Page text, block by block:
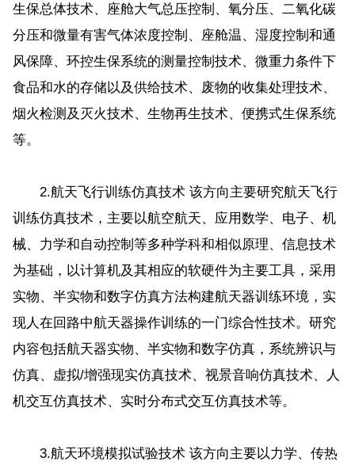
生保总体技术、座舱大气总压控制、氧分压、二氧化碳
分压和微量有害气体浓度控制、座舱温、湿度控制和通
风保障、环控生保系统的测量控制技术、微重力条件下
食品和水的存储以及供给技术、废物的收集处理技术、
烟火检测及灭火技术、生物再生技术、便携式生保系统
等。
2.航天飞行训练仿真技术 该方向主要研究航天飞行
训练仿真技术，主要以航空航天、应用数学、电子、机
械、力学和自动控制等多种学科和相似原理、信息技术
为基础，以计算机及其相应的软硬件为主要工具，采用
实物、半实物和数字仿真方法构建航天器训练环境，实
现人在回路中航天器操作训练的一门综合性技术。研究
内容包括航天器实物、半实物和数字仿真，系统辨识与
仿真、虚拟/增强现实仿真技术、视景音响仿真技术、人
机交互仿真技术、实时分布式交互仿真技术等。
3.航天环境模拟试验技术 该方向主要以力学、传热